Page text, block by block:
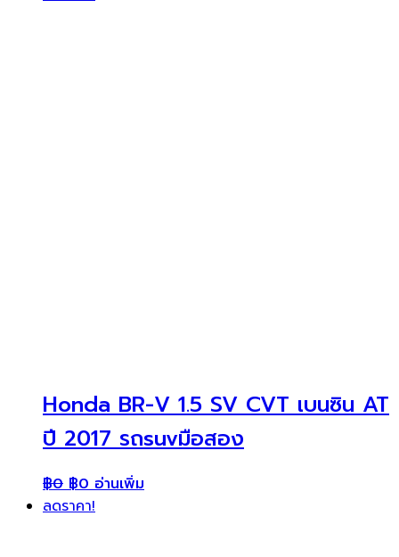
Honda BR-V 1.5 SV CVT เบนซิน AT
ปี 2017 รถsuvมือสอง
฿0 ฿0 อ่านเพิ่ม
ลดราคา!